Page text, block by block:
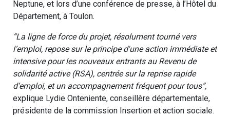
Neptune, et lors d’une conférence de presse, à l’Hôtel du
Département, à Toulon.
“La ligne de force du projet, résolument tourné vers
l’emploi, repose sur le principe d'une action immédiate et
intensive pour les nouveaux entrants au Revenu de
solidarité active (RSA), centrée sur la reprise rapide
d’emploi, et un accompagnement fréquent pour tous”,
explique Lydie Onteniente, conseillère départementale,
présidente de la commission Insertion et action sociale.